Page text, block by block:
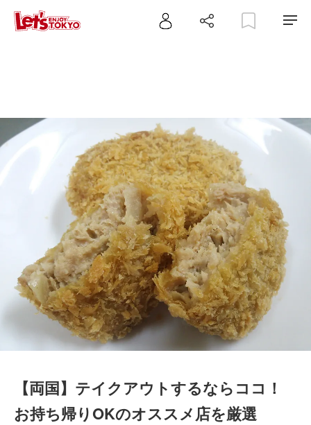
【両国】テイクアウトするならココ！
お持ち帰りOKのオススメ店を厳選